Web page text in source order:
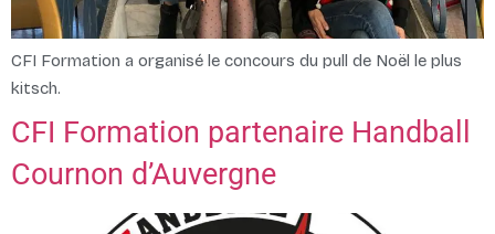
CFI Formation a organisé le concours du pull de Noël le plus
kitsch.
CFI Formation partenaire Handball
Cournon d’Auvergne